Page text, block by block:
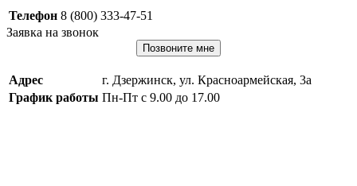
Телефон 8 (800) 333-47-51
Заявка на звонок
Позвоните мне
Адрес
г. Дзержинск, ул. Красноармейская, 3а
График работы Пн-Пт с 9.00 до 17.00